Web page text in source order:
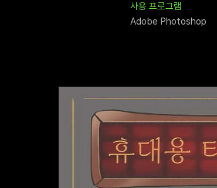
사용 프로그램
Adobe Photoshop